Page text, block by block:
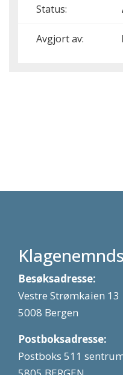
Status:
Avgjort av:
Besøksadresse:
Vestre Strømkaien 13
5008 Bergen
Postboksadresse:
Postboks 511